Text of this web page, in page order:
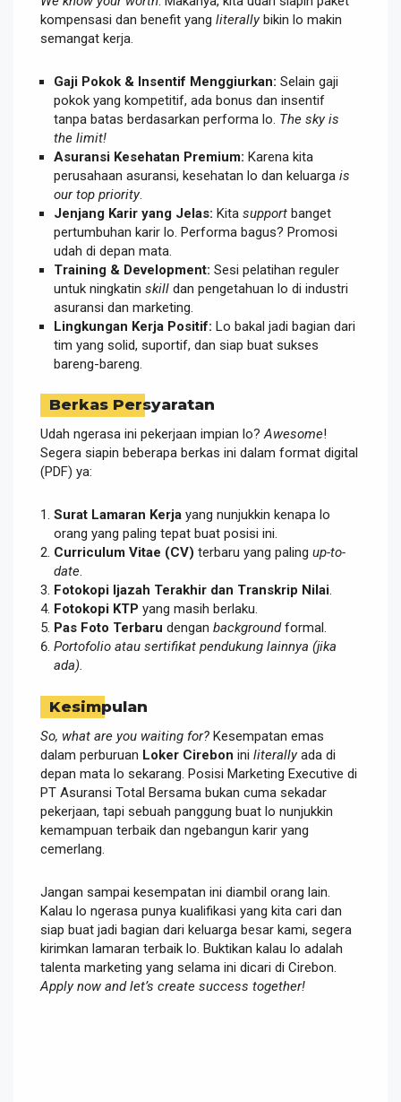
kompensasi dan benefit yang literallybikin lo makin
semangat kerja.
Gaji Pokok & Insentif Menggiurkan: Selain gaji
pokok yang kompetitif, ada bonus dan insentif
tanpa batas berdasarkan performa lo. The sky is
the limit!
Asuransi Kesehatan Premium: Karena kita
perusahaan asuransi, kesehatan lo dan keluarga is
our top priority.
Jenjang Karir yang Jelas: Kita support banget
pertumbuhan karir lo. Performa bagus? Promosi
udah di depan mata.
Training & Development: Sesi pelatihan reguler
untuk ningkatin skill dan pengetahuan lo di industri
asuransi dan marketing.
Lingkungan Kerja Positif: Lo bakal jadi bagian dari
tim yang solid, suportif, dan siap buat sukses
bareng-bareng.
Berkas Persyaratan
Udah ngerasa ini pekerjaan impian lo?Awesome!
Segera siapin beberapa berkas ini dalam format digital
(PDF) ya:
Surat Lamaran Kerja yang nunjukkin kenapa lo
orang yang paling tepat buat posisi ini.
Curriculum Vitae (CV) terbaru yang paling up-to-
date.
Fotokopi Ijazah Terakhir dan Transkrip Nilai.
Fotokopi KTP yang masih berlaku.
Pas Foto Terbaru dengan backgroundformal.
Portofolio atau sertifikat pendukung lainnya (jika
ada).
Kesimpulan
So, what are you waiting for? Kesempatan emas
dalam perburuan Loker Cirebon ini literallyada di
depan mata lo sekarang. Posisi Marketing Executive di
PT Asuransi Total Bersama bukan cuma sekadar
pekerjaan, tapi sebuah panggung buat lo nunjukkin
kemampuan terbaik dan ngebangun karir yang
cemerlang.
Jangan sampai kesempatan ini diambil orang lain.
Kalau lo ngerasa punya kualifikasi yang kita cari dan
siap buat jadi bagian dari keluarga besar kami, segera
kirimkan lamaran terbaik lo. Buktikan kalau lo adalah
talenta marketing yang selama ini dicari di Cirebon.
Apply now and let’s create success together!